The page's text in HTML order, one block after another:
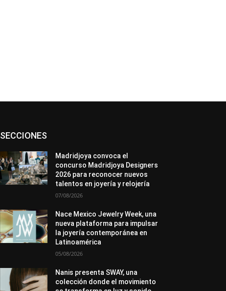
SECCIONESAsociaciones
En tendencia
In memoriam
La Pluma de Pedro Pérez
México
Mundo Técnico
Novedades
Opiniones
Perspectiva
Premios
Secciones
Sin categoría
Sucesos
Madridjoya convoca el
concurso Madridjoya Designers
2026 para reconocer nuevos
talentos en joyería y relojería
07/08/2026
Nace Mexico Jewelry Week, una
nueva plataforma para impulsar
la joyería contemporánea en
Latinoamérica
05/08/2026
Nanis presenta SWAY, una
colección donde el movimiento